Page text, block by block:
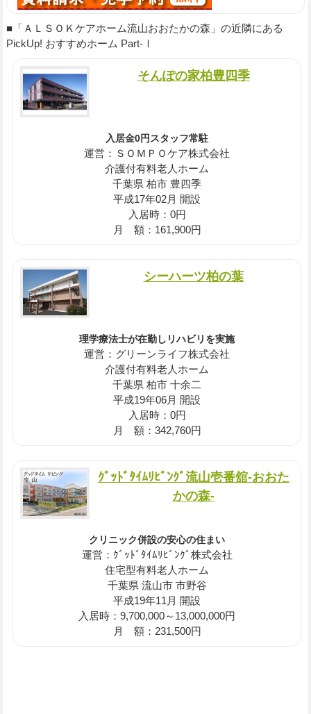
■「ＡＬＳＯＫケアホーム流山おおたかの森」の近隣にある
PickUp! おすすめホーム Part-Ⅰ
そんぽの家柏豊四季
入居金0円スタッフ常駐
運営：ＳＯＭＰＯケア株式会社
介護付有料老人ホーム
千葉県 柏市 豊四季
平成17年02月 開設
入居時：0円
月 額：161,900円
シーハーツ柏の葉
理学療法士が在勤しリハビリを実施
運営：グリーンライフ株式会社
介護付有料老人ホーム
千葉県 柏市 十余二
平成19年06月 開設
入居時：0円
月 額：342,760円
ｸﾞｯﾄﾞﾀｲﾑﾘﾋﾞﾝｸﾞ流山壱番舘-おおた
かの森-
クリニック併設の安心の住まい
運営：ｸﾞｯﾄﾞﾀｲﾑﾘﾋﾞﾝｸﾞ株式会社
住宅型有料老人ホーム
千葉県 流山市 市野谷
平成19年11月 開設
入居時：9,700,000～13,000,000円
月 額：231,500円